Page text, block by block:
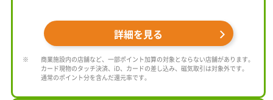
詳細を見る
商業施設内の店舗など、一部ポイント加算の対象とならない店舗があります。
カード現物のタッチ決済、iD、カードの差し込み、磁気取引は対象外です。
通常のポイント分を含んだ還元率です。